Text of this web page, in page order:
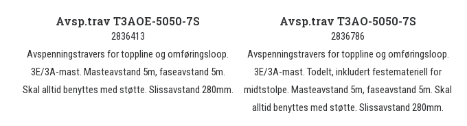
Avsp.trav T3AOE-5050-7S
2836413
Avspenningstravers for toppline og omføringsloop.
3E/3A-mast. Masteavstand 5m, faseavstand 5m.
Skal alltid benyttes med støtte. Slissavstand 280mm.
Avsp.trav T3AO-5050-7S
2836786
Avspenningstravers for toppline og omføringsloop.
3E/3A-mast. Todelt, inkludert festemateriell for
midtstolpe. Masteavstand 5m, faseavstand 5m. Skal
alltid benyttes med støtte. Slissavstand 280mm.